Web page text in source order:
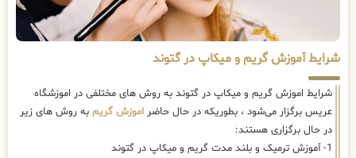
شرایط آموزش گریم و میکاپ در گتوند
شرایط اموزش گریم و میکاپ در گتوند به روش های مختلفی در اموزشگاه
عریس برگزار می‌شود ، بطوریکه در حال حاضر اموزش گریم به روش های زیر
در حال برگزاری هستند:
1- آموزش ترمیک و بلند مدت گریم و میکاپ در گتوند